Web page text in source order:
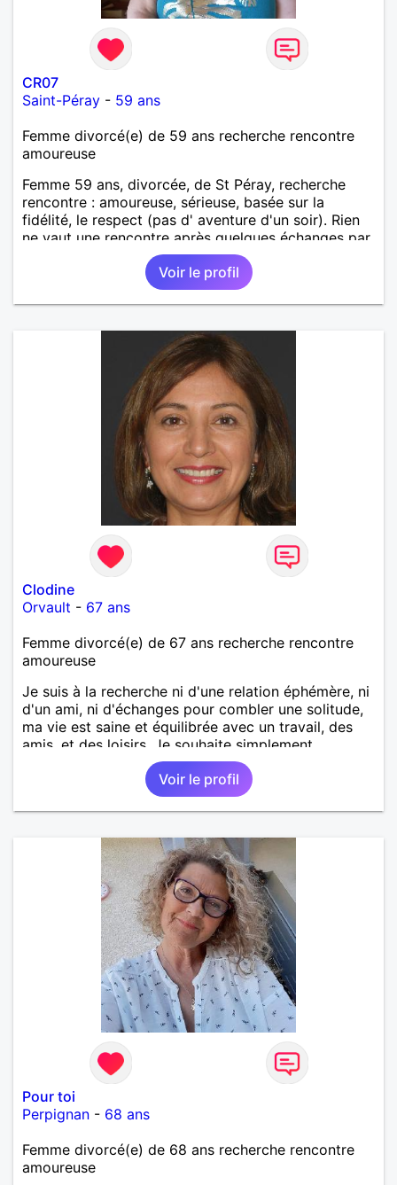
CR07
Saint-Péray - 59 ans
Femme divorcé(e) de 59 ans recherche rencontre
amoureuse
Femme 59 ans, divorcée, de St Péray, recherche
rencontre : amoureuse, sérieuse, basée sur la
fidélité, le respect (pas d' aventure d'un soir). Rien
ne vaut une rencontre après quelques échanges par
messages pour savoir si il y a un feeling entre les
deux et le désir de se revoir. Au plaisir de se
Voir le profil
Clodine
Orvault - 67 ans
Femme divorcé(e) de 67 ans recherche rencontre
amoureuse
Je suis à la recherche ni d'une relation éphémère, ni
d'un ami, ni d'échanges pour combler une solitude,
ma vie est saine et équilibrée avec un travail, des
amis, et des loisirs. Je souhaite simplement
rencontrer un homme de la région de Orvault qui
recherche une relation sérieuse !
Voir le profil
Pour toi
Perpignan - 68 ans
Femme divorcé(e) de 68 ans recherche rencontre
amoureuse